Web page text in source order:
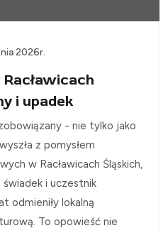
2026r.
i upadek
- nie tylko jako
z pomysłem
w Racławicach Śląskich,
i uczestnik
odmieniły lokalną
To opowieść nie